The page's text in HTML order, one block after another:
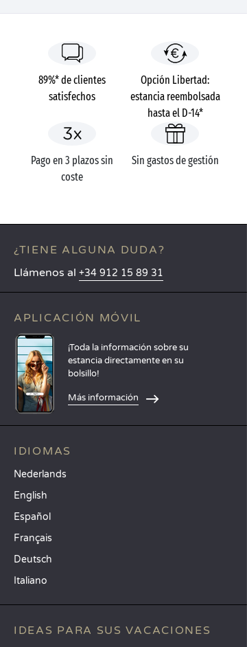
89%* de clientes
satisfechos
Opción Libertad:
estancia reembolsada
hasta el D-14*
Pago en 3 plazos sin
coste
Sin gastos de gestión
¿TIENE ALGUNA DUDA?
Llámenos al +34 912 15 89 31
APLICACIÓN MÓVIL
¡Toda la información sobre su
estancia directamente en su
bolsillo!
Más información
IDIOMAS
Nederlands
English
Español
Français
Deutsch
Italiano
IDEAS PARA SUS VACACIONES